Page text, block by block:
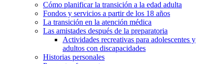
Cómo planificar la transición a la edad adulta
Fondos y servicios a partir de los 18 años
La transición en la atención médica
Las amistades después de la preparatoria
Actividades recreativas para adolescentes y
adultos con discapacidades
Historias personales